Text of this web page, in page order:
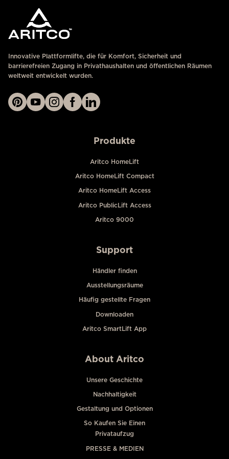
Innovative Plattformlifte, die für Komfort, Sicherheit und
barrierefreien Zugang in Privathaushalten und öffentlichen Räumen
weltweit entwickelt wurden.
Produkte
Aritco HomeLift
Aritco HomeLift Compact
Aritco HomeLift Access
Aritco PublicLift Access
Aritco 9000
Support
Händler finden
Ausstellungsräume
Häufig gestellte Fragen
Downloaden
Aritco SmartLift App
About Aritco
Unsere Geschichte
Nachhaltigkeit
Gestaltung und Optionen
So Kaufen Sie Einen
Privataufzug
PRESSE & MEDIEN